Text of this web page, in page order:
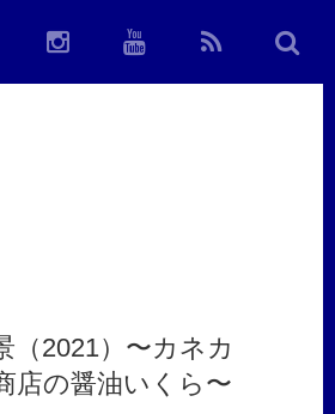
（2021）〜カネカ
店の醤油いくら〜